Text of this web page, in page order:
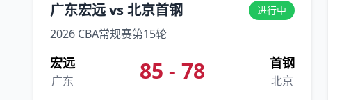
广东宏远 vs 北京首钢
2026 CBA常规赛第15轮
进行中
宏远
广东 85 - 78 首钢
北京